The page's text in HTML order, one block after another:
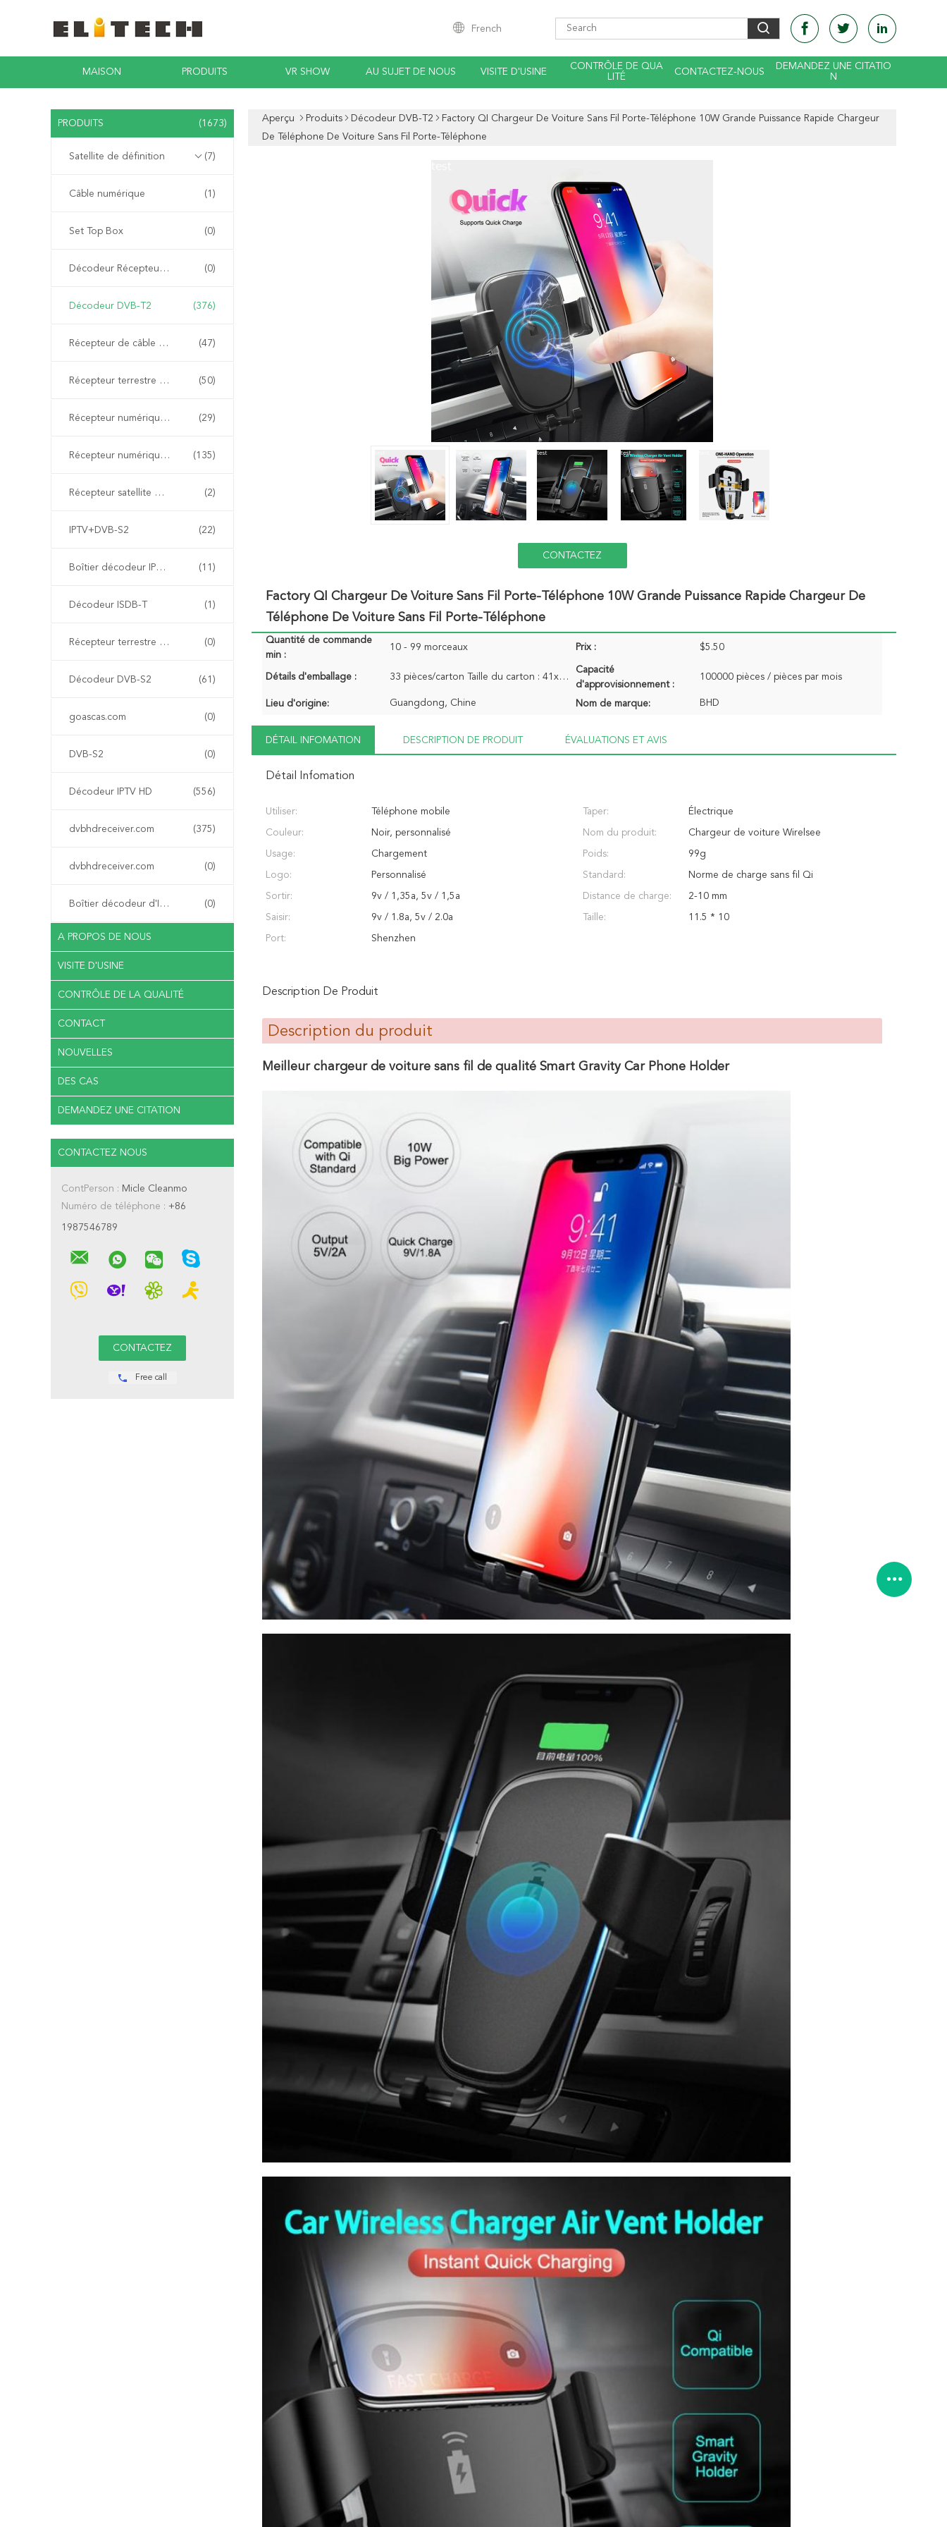
French
MAISON PRODUITS VR SHOW AU SUJET DE NOUS VISITE D'USINE
CONTRÔLE DE QUA
LITÉ
CONTACTEZ-NOUS
DEMANDEZ UNE CITATIO
N
PRODUITS (1673)
Satellite de définition (7)
Câble numérique (1)
Set Top Box (0)
Décodeur Récepteur Intégré (0)
Décodeur DVB-T2 (376)
Récepteur de câble numérique DVB-C (47)
Récepteur terrestre numérique DVB-T2 Récepteur Récepteur (50)
Récepteur numérique ATSC (29)
Récepteur numérique combiné (135)
Récepteur satellite DVB-S (2)
IPTV+DVB-S2 (22)
Boîtier décodeur IPTV chinois (11)
Décodeur ISDB-T (1)
Récepteur terrestre numérique DVB-T (0)
Décodeur DVB-S2 (61)
goascas.com (0)
DVB-S2 (0)
Décodeur IPTV HD (556)
dvbhdreceiver.com (375)
dvbhdreceiver.com (0)
Boîtier décodeur d'IPTV (0)
A PROPOS DE NOUS
VISITE D'USINE
CONTRÔLE DE LA QUALITÉ
CONTACT
NOUVELLES
DES CAS
DEMANDEZ UNE CITATION
CONTACTEZ NOUS
ContPerson : Micle Cleanmo
Numéro de téléphone : +86
1987546789
Free call
Aperçu Produits Décodeur DVB-T2
Factory QI Chargeur De Voiture Sans Fil Porte-Téléphone 10W Grande Puissance Rapide Chargeur
De Téléphone De Voiture Sans Fil Porte-Téléphone
CONTACTEZ
Factory QI Chargeur De Voiture Sans Fil Porte-Téléphone 10W Grande Puissance Rapide Chargeur De
Téléphone De Voiture Sans Fil Porte-Téléphone
Quantité de commande
min :
10 - 99 morceaux Prix : $5.50
Détails d'emballage : 33 pièces/carton Taille du carton : 41x31x31 = 7,88 kg Poids réel : 6,4 kg
Capacité
d'approvisionnement :
100000 pièces / pièces par mois
Lieu d'origine: Guangdong, Chine Nom de marque: BHD
DÉTAIL INFOMATION DESCRIPTION DE PRODUIT ÉVALUATIONS ET AVIS
Détail Infomation
Utiliser: Téléphone mobile Taper: Électrique
Couleur: Noir, personnalisé Nom du produit: Chargeur de voiture Wirelsee
Usage: Chargement Poids: 99g
Logo: Personnalisé Standard: Norme de charge sans fil Qi
Sortir: 9v / 1,35a, 5v / 1,5a Distance de charge: 2-10 mm
Saisir: 9v / 1.8a, 5v / 2.0a Taille: 11.5 * 10
Port: Shenzhen
Description De Produit
Description du produit
Meilleur chargeur de voiture sans fil de qualité Smart Gravity Car Phone Holder